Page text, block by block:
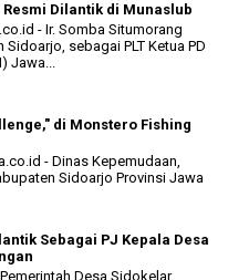
Resmi Dilantik di Munaslub
- Ir. Somba Situmorang
Sidoarjo, sebagai PLT Ketua PD
Jawa...
di Monstero Fishing
- Dinas Kepemudaan,
Sidoarjo Provinsi Jawa
Sebagai PJ Kepala Desa
Desa Sidokelar,